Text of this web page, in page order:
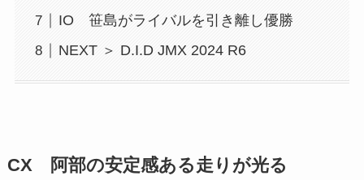
IO 笹島がライバルを引き離し優勝
NEXT ＞ D.I.D JMX 2024 R6
CX 阿部の安定感ある走りが光る